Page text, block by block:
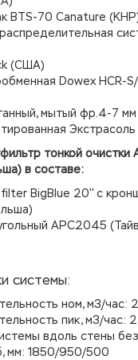
BTS-70 Canature
(США)
Dowex HCR-
мытый фр.4-7 мм
тонкой очистки
в составе:
BigBlue 20'' с
APC2045
системы:
ном, м3/час:
пик, м3/час:
вдоль стены
мм: 1850/950/500